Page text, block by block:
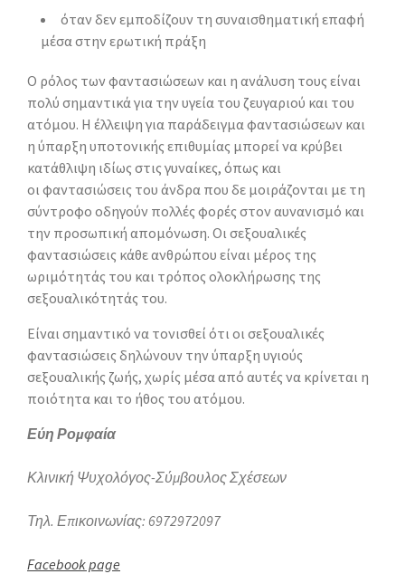
όταν δεν εμποδίζουν τη συναισθηματική επαφή
μέσα στην ερωτική πράξη
Ο ρόλος των φαντασιώσεων και η ανάλυση τους είναι
πολύ σημαντικά για την υγεία του ζευγαριού και του
ατόμου. Η έλλειψη για παράδειγμα φαντασιώσεων και
η ύπαρξη υποτονικής επιθυμίας μπορεί να κρύβει
κατάθλιψη ιδίως στις γυναίκες, όπως και
οι φαντασιώσεις του άνδρα που δε μοιράζονται με τη
σύντροφο οδηγούν πολλές φορές στον αυνανισμό και
την προσωπική απομόνωση. Οι σεξουαλικές
φαντασιώσεις κάθε ανθρώπου είναι μέρος της
ωριμότητάς του και τρόπος ολοκλήρωσης της
σεξουαλικότητάς του.
Είναι σημαντικό να τονισθεί ότι οι σεξουαλικές
φαντασιώσεις δηλώνουν την ύπαρξη υγιούς
σεξουαλικής ζωής, χωρίς μέσα από αυτές να κρίνεται η
ποιότητα και το ήθος του ατόμου.
Εύη Ρομφαία
Κλινική Ψυχολόγος-Σύμβουλος Σχέσεων
Τηλ. Επικοινωνίας: 6972972097
Facebook page